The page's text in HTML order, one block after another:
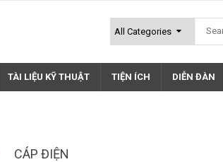
TÀI LIỆU KỸ THUẬT TIỆN ÍCH DIỄN ĐÀN
CÁP ĐIỆN